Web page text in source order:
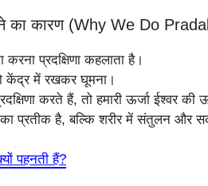
का कारण (Why We Do
करना प्रदक्षिणा कहलाता है।
केंद्र में रखकर घूमना।
करते हैं, तो हमारी ऊर्जा ईश्वर की
प्रतीक है, बल्कि शरीर में संतुलन और
पहनती हैं?